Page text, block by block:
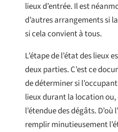
lieux d’entrée. Il est
d’autres arrangements si
si cela convient à tous.
L’étape de l’état des lieux
deux parties. C’est ce
de déterminer si
lieux durant la location
l’étendue des dégâts.
remplir minutieusement